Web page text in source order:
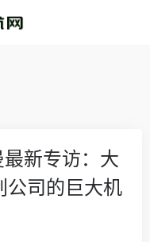
新专访：大
公司的巨大机